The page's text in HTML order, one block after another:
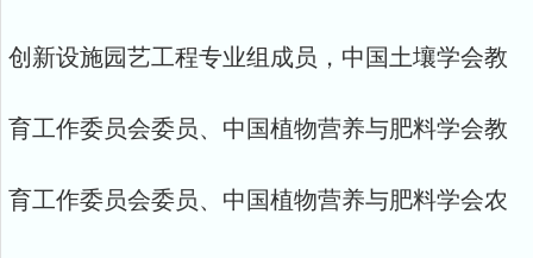
创新设施园艺工程专业组成员，中国土壤学会教
育工作委员会委员、中国植物营养与肥料学会教
育工作委员会委员、中国植物营养与肥料学会农